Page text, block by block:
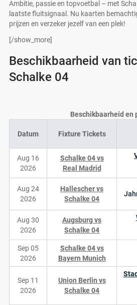
Ambitie, passie en topvoetbal – met
laatste fluitsignaal. Nu kaarten
prijzen en verzeker jezelf van een plek!
[/show_more]
Beschikbaarheid van
Schalke 04
Beschikbaarheid en
Datum Fixture Tickets
Aug 16
2026
Schalke 04 vs
Real Madrid
Aug 24
2026
Hallescher vs
Schalke 04
Aug 30
2026
Augsburg vs
Schalke 04
Sep 05
2026
Schalke 04 vs
Bayern Munich
Sep 11
2026
Union Berlin vs
Schalke 04